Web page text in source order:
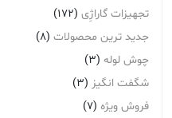
تجهیزات گاراژِی (172)
جدید ترین محصولات (8)
چوش لوله (3)
شگفت انگیز (3)
فروش ویژه (7)